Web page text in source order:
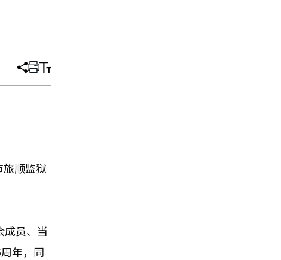
分
文
打 调
大
顺监狱
成员、当
年，同